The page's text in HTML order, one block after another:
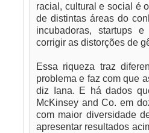
racial, cultural e social é
de distintas áreas do
incubadoras, startups
corrigir as distorções de
Essa riqueza traz
problema e faz com que
diz Iana. E há dados
McKinsey and Co. em
com maior diversidade
apresentar resultados